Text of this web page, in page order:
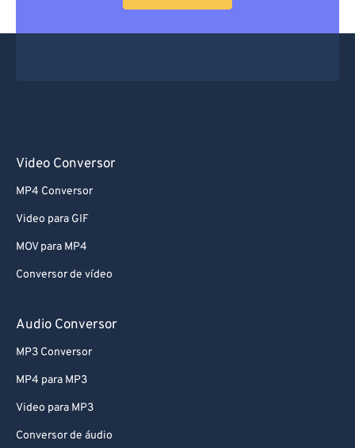
Video Conversor
MP4 Conversor
Video para GIF
MOV para MP4
Conversor de vídeo
Audio Conversor
MP3 Conversor
MP4 para MP3
Video para MP3
Conversor de áudio